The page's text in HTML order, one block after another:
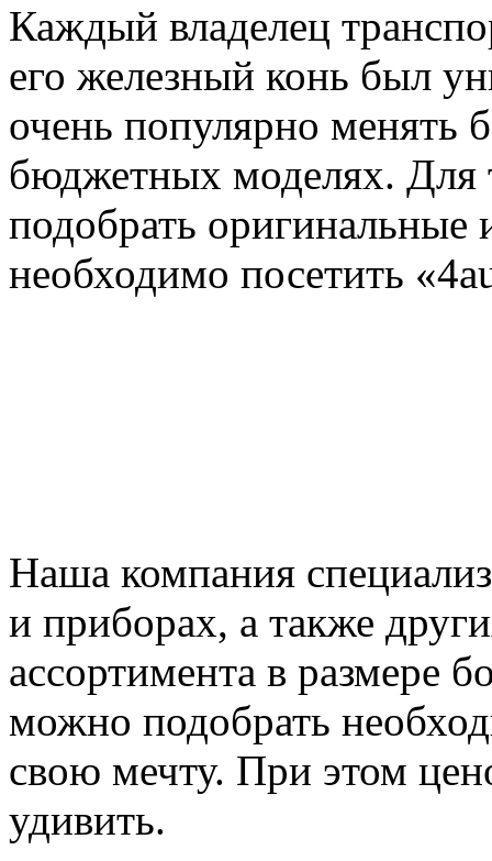
Каждый владелец
его железный конь был
очень популярно менять
бюджетных моделях. Для
подобрать оригинальные
необходимо посетить
Наша компания
и приборах, а также
ассортимента в размере
можно подобрать
свою мечту. При этом
удивить.